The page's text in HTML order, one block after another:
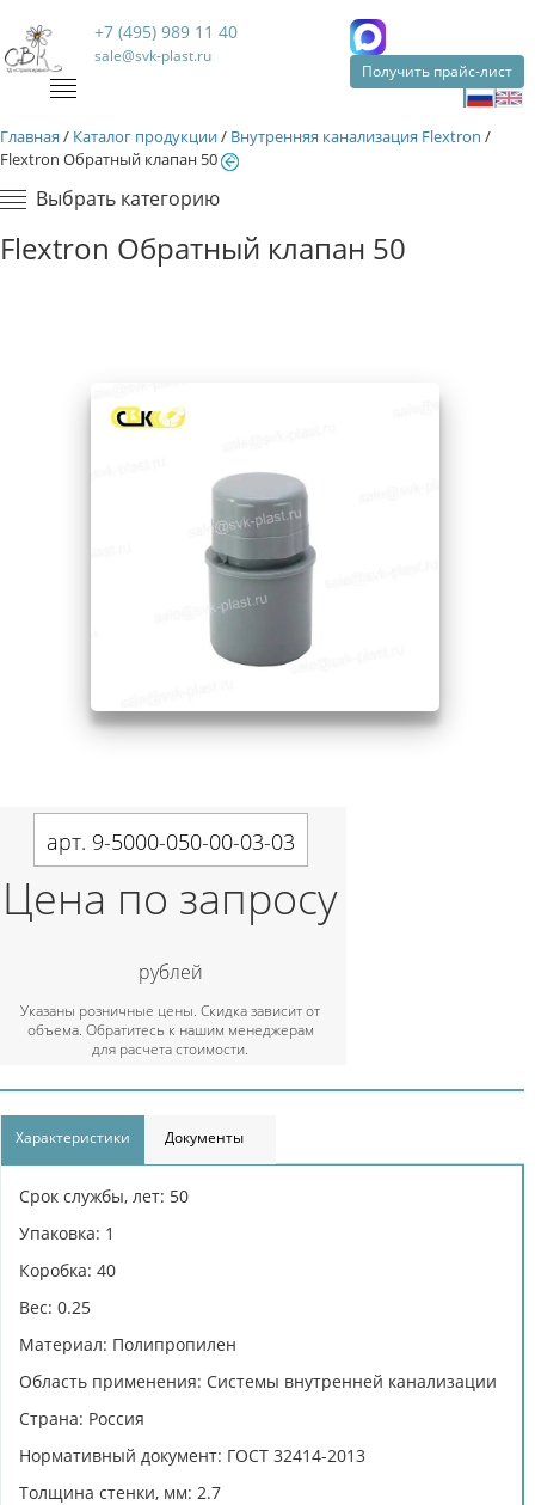
+7 (495) 989 11 40
sale@svk-plast.ru
Получить прайс-лист
Главная / Каталог продукции/ Внутренняя канализация Flextron /
Flextron Обратный клапан 50
Выбрать категорию
Flextron Обратный клапан 50
арт. 9-5000-050-00-03-03
Цена по запросу
рублей
Указаны розничные цены. Скидка зависит от
объема. Обратитесь к нашим менеджерам
для расчета стоимости.
Характеристики Документы
Срок службы, лет: 50
Упаковка: 1
Коробка: 40
Вес: 0.25
Материал: Полипропилен
Область применения: Системы внутренней канализации
Страна: Россия
Нормативный документ: ГОСТ 32414-2013
Толщина стенки, мм: 2.7